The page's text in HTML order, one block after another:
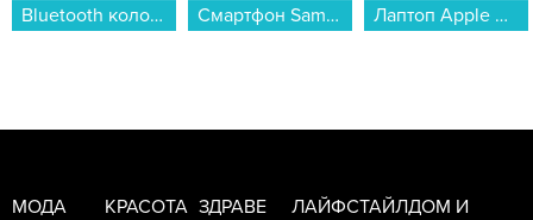
Смартфон Samsung GALAXY A27 5G 128/6 LIGHT PINK SM-A276BLIB , 128 GB, 6 GB... Лаптоп Apple MacBook Neo 13" 256GB Blush mhfh4 , 13.00 , 256 , 8 , Apple A18 Pro 5 Core GPU , Apple A18 Pro 6 Core , Mac OS... Вертикална прахосмукачка Bosch BCS712HYG5 Unlimited 7 Aqua...
МОДА КРАСОТА ЗДРАВЕ ЛАЙФСТАЙЛДОМ И